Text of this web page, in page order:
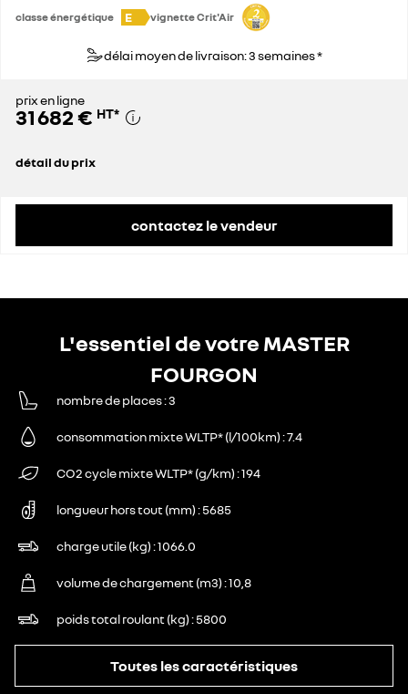
classe énergétique E vignette Crit'Air
délai moyen de livraison: 3 semaines *
prix en ligne
31 682 € HT*
détail du prix
contactez le vendeur
L'essentiel de votre MASTER
FOURGON
nombre de places 3
consommation mixte WLTP* (l/100km) 7.4
CO2 cycle mixte WLTP* (g/km) 194
longueur hors tout (mm) 5685
charge utile (kg) 1066.0
volume de chargement (m3) 10,8
poids total roulant (kg) 5800
Toutes les caractéristiques